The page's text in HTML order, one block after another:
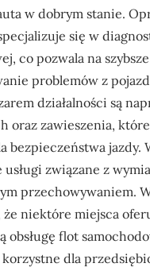
w dobrym stanie.
się w
co pozwala na
problemów z
działalności są
oraz zawieszenia,
bezpieczeństwa jazdy.
usługi związane z
przechowywaniem.
że niektóre miejsca
obsługę flot
korzystne dla